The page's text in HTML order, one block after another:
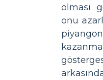
olması
onu